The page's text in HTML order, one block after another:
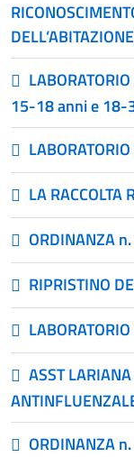
15-18 anni e 18-
LA RACCOLTA
ORDINANZA
RIPRISTINO
ASST
ORDINANZA